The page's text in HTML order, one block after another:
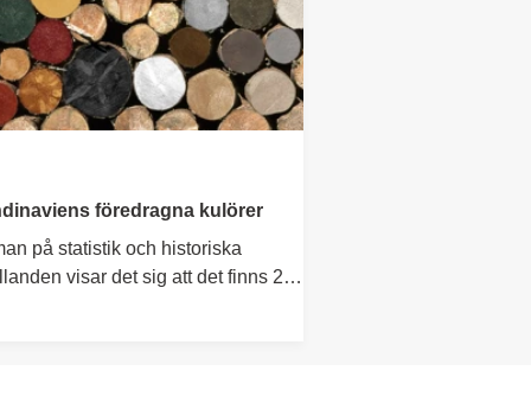
föredragna kulörer
på statistik och historiska
visar det sig att det finns 20